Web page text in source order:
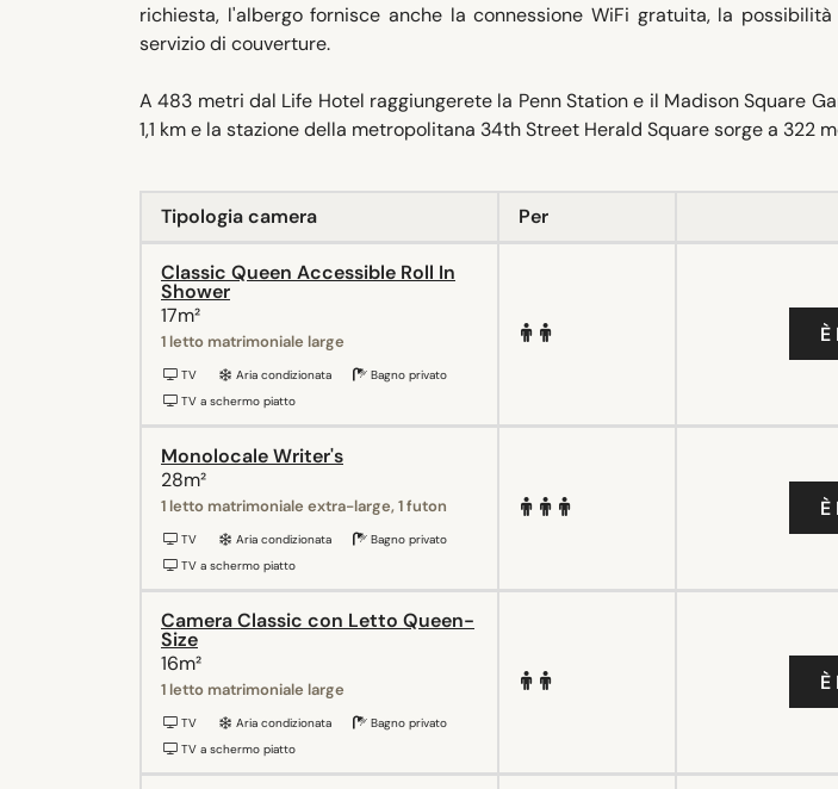
richiesta, l'albergo fornisce anche la connessione WiFi gratuita, la
servizio di couverture.
A 483 metri dal Life Hotel raggiungerete la Penn Station e il Madison Square
1,1 km e la stazione della metropolitana 34th Street Herald Square sorge a 322
Tipologia camera Per
Classic Queen Accessible Roll In
Shower
17m²
1 letto matrimoniale large
TV Aria condizionata
Bagno privato
TV a schermo piatto
È
Monolocale Writer's
28m²
1 letto matrimoniale extra-large, 1 futon
TV Aria condizionata
Bagno privato
TV a schermo piatto
È
Camera Classic con Letto Queen-
Size
16m²
1 letto matrimoniale large
TV Aria condizionata
Bagno privato
TV a schermo piatto
È